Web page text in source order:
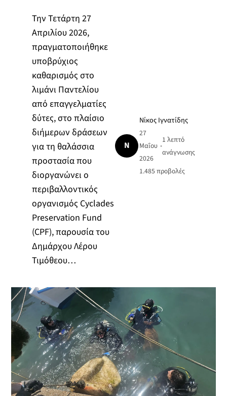
Την Τετάρτη 27
Απριλίου 2026,
πραγματοποιήθηκε
υποβρύχιος
καθαρισμός στο
λιμάνι Παντελίου
από επαγγελματίες
δύτες, στο πλαίσιο
διήμερων δράσεων
για τη θαλάσσια
προστασία που
διοργανώνει ο
περιβαλλοντικός
οργανισμός Cyclades
Preservation Fund
(CPF), παρουσία του
Δημάρχου Λέρου
Τιμόθεου…
Ν
Νίκος Ιγνατίδης
27
Μαΐου
2026
•
1 λεπτό
ανάγνωσης
1.485 προβολές